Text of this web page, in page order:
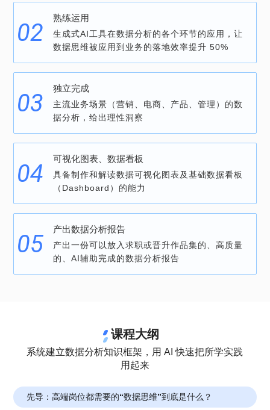
熟练运用
生成式AI工具在数据分析的各个环节的应用，让
数据思维被应用到业务的落地效率提升 50%
独立完成
主流业务场景（营销、电商、产品、管理）的数
据分析，给出理性洞察
可视化图表、数据看板
具备制作和解读数据可视化图表及基础数据看板
（Dashboard）的能力
产出数据分析报告
产出一份可以放入求职或晋升作品集的、高质量
的、AI辅助完成的数据分析报告
课程大纲
系统建立数据分析知识框架，用 AI 快速把所学实践
用起来
先导：高端岗位都需要的“数据思维”到底是什么？